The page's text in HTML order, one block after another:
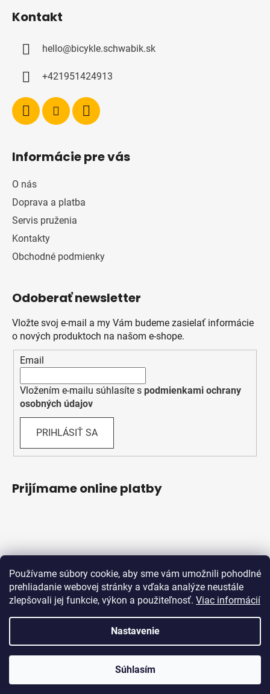
Používame súbory cookie, aby sme vám umožnili pohodlné
prehliadanie webovej stránky a vďaka analýze neustále
zlepšovali jej funkcie, výkon a použiteľnosť. Viac informácií
Nastavenie
Súhlasím
Kontakt
hello@bicykle.schwabik.sk
+421951424913
Informácie pre vás
O nás
Doprava a platba
Servis pruženia
Kontakty
Obchodné podmienky
Odoberať newsletter
Vložte svoj e-mail a my Vám budeme zasielať informácie
o nových produktoch na našom e-shope.
Email
Vložením e-mailu súhlasíte s podmienkami ochrany
osobných údajov
PRIHLÁSIŤ SA
Prijímame online platby
Obchodné podmienky
Ochrana osobných údajov
Vytvoril Shoptet
Bicykle Schwabik
vyhradené.